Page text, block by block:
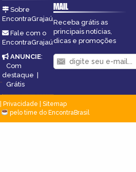
Sobre
EncontraGrajaú
Fale com o
EncontraGrajaú
ANUNCIE:
Com
destaque |
Grátis
MAIL
Receba grátis as
principais notícias,
dicas e promoções
Privacidade
Sitemap
pelo time do EncontraBrasil